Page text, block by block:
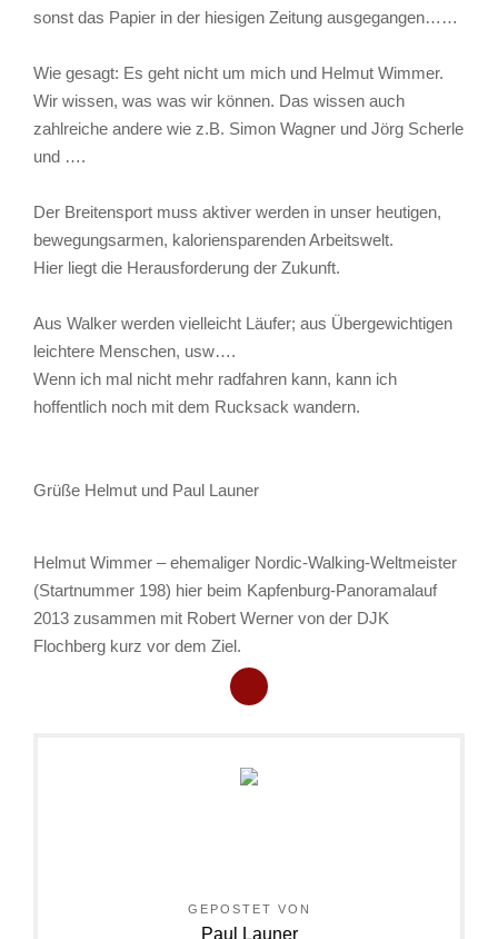
sonst das Papier in der hiesigen Zeitung ausgegangen……
Wie gesagt: Es geht nicht um mich und Helmut Wimmer.
Wir wissen, was was wir können. Das wissen auch
zahlreiche andere wie z.B. Simon Wagner und Jörg Scherle
und ….
Der Breitensport muss aktiver werden in unser heutigen,
bewegungsarmen, kaloriensparenden Arbeitswelt.
Hier liegt die Herausforderung der Zukunft.
Aus Walker werden vielleicht Läufer; aus Übergewichtigen
leichtere Menschen, usw….
Wenn ich mal nicht mehr radfahren kann, kann ich
hoffentlich noch mit dem Rucksack wandern.
Grüße Helmut und Paul Launer
Helmut Wimmer – ehemaliger Nordic-Walking-Weltmeister
(Startnummer 198) hier beim Kapfenburg-Panoramalauf
2013 zusammen mit Robert Werner von der DJK
Flochberg kurz vor dem Ziel.
GEPOSTET VON
Paul Launer